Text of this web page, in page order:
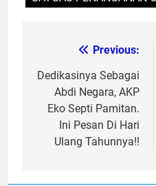
navigation
Previous:
Dedikasinya Sebagai
Abdi Negara, AKP
Eko Septi Pamitan.
Ini Pesan Di Hari
Ulang Tahunnya!!